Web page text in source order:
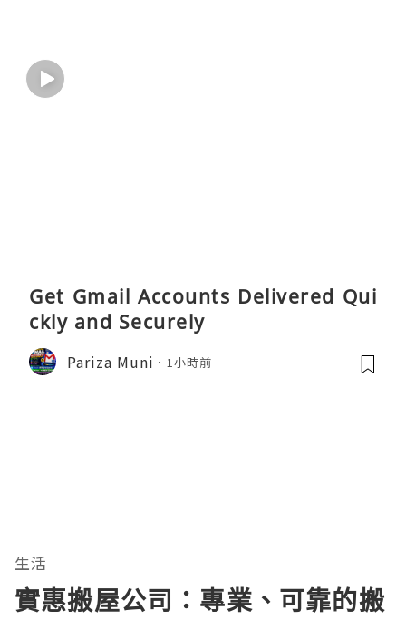
Get Gmail Accounts Delivered Qui
ckly and Securely
Pariza Muni 1小時前
生活
實惠搬屋公司：專業、可靠的搬